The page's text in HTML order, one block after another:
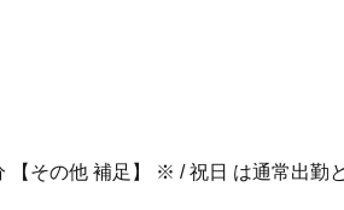
【その他 補足】 ※ / 祝日 は通常出勤